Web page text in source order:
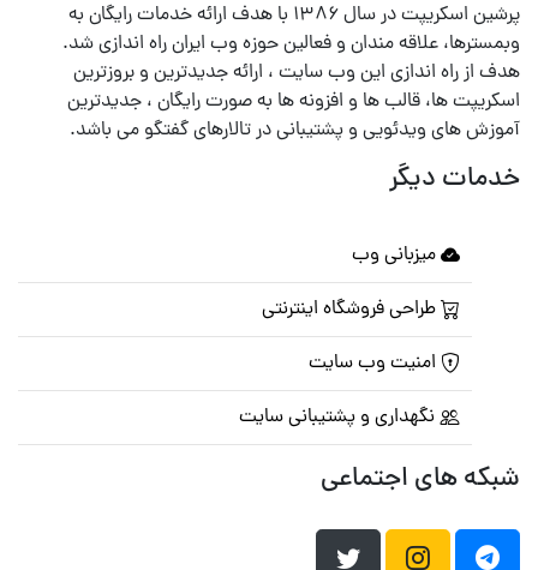
پرشین اسکریپت در سال ۱۳۸۶ با هدف ارائه خدمات رایگان به
وبمسترها، علاقه مندان و فعالین حوزه وب ایران راه اندازی شد.
هدف از راه اندازی این وب سایت ، ارائه جدیدترین و بروزترین
اسکریپت ها، قالب ها و افزونه ها به صورت رایگان ، جدیدترین
آموزش های ویدئویی و پشتیبانی در تالارهای گفتگو می باشد.
خدمات دیگر
میزبانی وب
طراحی فروشگاه اینترنتی
امنیت وب سایت
نگهداری و پشتیبانی سایت
شبکه های اجتماعی